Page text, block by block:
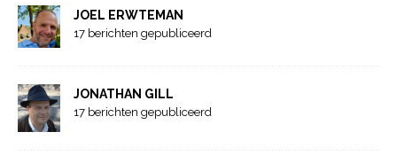
JOEL ERWTEMAN
17 berichten gepubliceerd
JONATHAN GILL
17 berichten gepubliceerd